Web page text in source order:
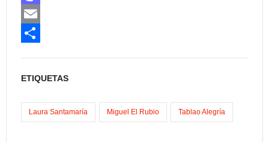
a
c
M
aE
ETIQUETAS
Laura Santamaría Miguel El Rubio Tablao Alegría